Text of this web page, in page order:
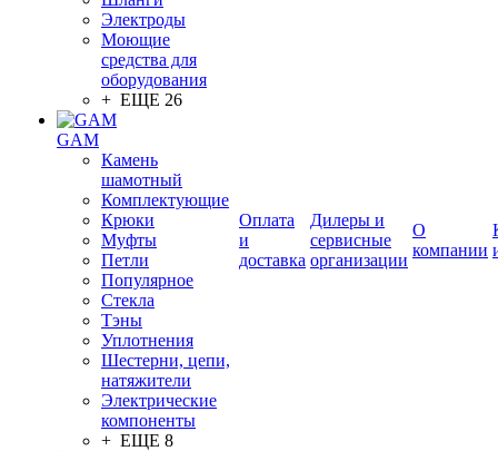
Электроды
Моющие
средства для
оборудования
+ ЕЩЕ 26
GAM
Камень
шамотный
Комплектующие
Крюки
Муфты
Петли
Популярное
Стекла
Тэны
Уплотнения
Шестерни, цепи,
натяжители
Электрические
компоненты
+ ЕЩЕ 8
Оплата
и
доставка
Дилеры и
сервисные
организации
О
компании